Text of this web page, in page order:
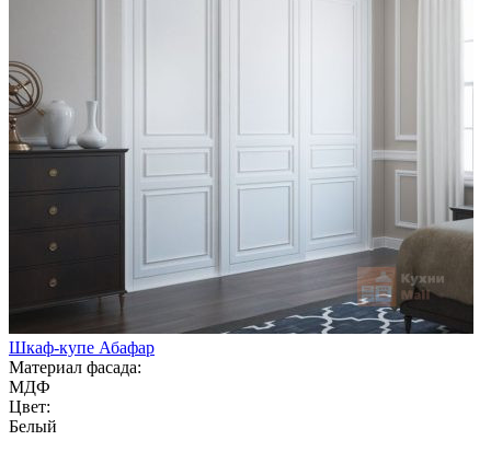
Шкаф-купе Абафар
Материал фасада:
МДФ
Цвет:
Белый